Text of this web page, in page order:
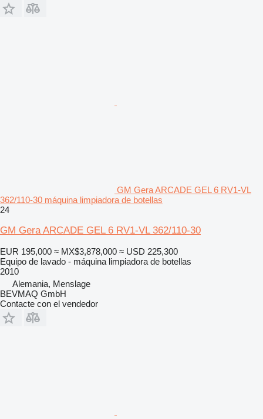
GM Gera ARCADE GEL 6 RV1-VL
362/110-30 máquina limpiadora de botellas
24
GM Gera ARCADE GEL 6 RV1-VL 362/110-30
EUR 195,000 ≈ MX$3,878,000 ≈ USD 225,300
Equipo de lavado - máquina limpiadora de botellas
2010
Alemania, Menslage
BEVMAQ GmbH
Contacte con el vendedor